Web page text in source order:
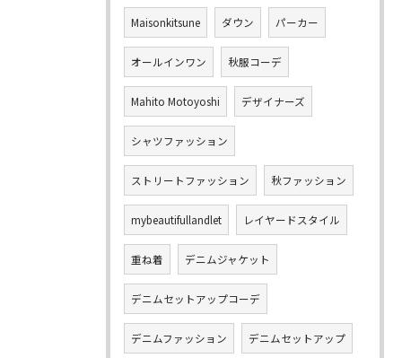
Maisonkitsune ダウン パーカー
オールインワン 秋服コーデ
Mahito Motoyoshi デザイナーズ
シャツファッション
ストリートファッション 秋ファッション
mybeautifullandlet レイヤードスタイル
重ね着 デニムジャケット
デニムセットアップコーデ
デニムファッション デニムセットアップ